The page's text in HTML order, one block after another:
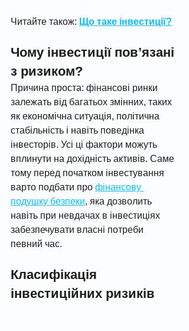
Читайте також: Що таке інвестиції?
Чому інвестиції пов’язані
з ризиком?
Причина проста: фінансові ринки
залежать від багатьох змінних, таких
як економічна ситуація, політична
стабільність і навіть поведінка
інвесторів. Усі ці фактори можуть
вплинути на дохідність активів. Саме
тому перед початком інвестування
варто подбати про фінансову
подушку безпеки, яка дозволить
навіть при невдачах в інвестиціях
забезпечувати власні потреби
певний час.
Класифікація
інвестиційних ризиків